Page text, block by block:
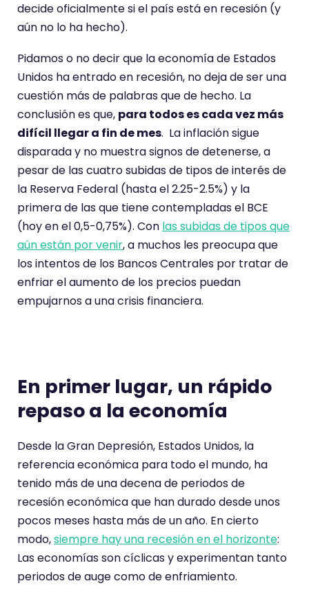
decide oficialmente si el país está en recesión (y
aún no lo ha hecho).
Pidamos o no decir que la economía de Estados
Unidos ha entrado en recesión, no deja de ser una
cuestión más de palabras que de hecho. La
conclusión es que, para todos es cada vez más
difícil llegar a fin de mes. La inflación sigue
disparada y no muestra signos de detenerse, a
pesar de las cuatro subidas de tipos de interés de
la Reserva Federal (hasta el 2.25-2.5%) y la
primera de las que tiene contempladas el BCE
(hoy en el 0,5-0,75%). Con las subidas de tipos que
aún están por venir, a muchos les preocupa que
los intentos de los Bancos Centrales por tratar de
enfriar el aumento de los precios puedan
empujarnos a una crisis financiera.
En primer lugar, un rápido
repaso a la economía
Desde la Gran Depresión, Estados Unidos, la
referencia económica para todo el mundo, ha
tenido más de una decena de periodos de
recesión económica que han durado desde unos
pocos meses hasta más de un año. En cierto
modo,siempre hay una recesión en el horizonte:
Las economías son cíclicas y experimentan tanto
periodos de auge como de enfriamiento.